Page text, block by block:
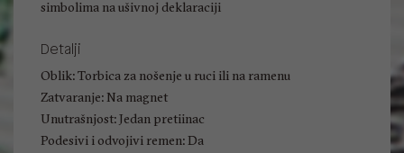
simbolima na ušivnoj deklaraciji
Detalji
Oblik: Torbica za nošenje u ruci ili na ramenu
Zatvaranje: Na magnet
Unutrašnjost: Jedan pretiinac
Podesivi i odvojivi remen: Da